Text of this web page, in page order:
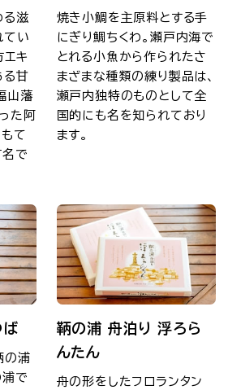
る滋
てい
キ
る甘
山藩
た阿
て
で
焼き小鯛を主原料とする手
にぎり鯛ちくわ。瀬戸内海で
とれる小魚から作られたさ
まざまな種類の練り製品は、
瀬戸内独特のものとして全
国的にも名を知られており
ます。
ば
の浦
で
鞆の浦 舟泊り 浮ろら
んたん
舟の形をしたフロランタン